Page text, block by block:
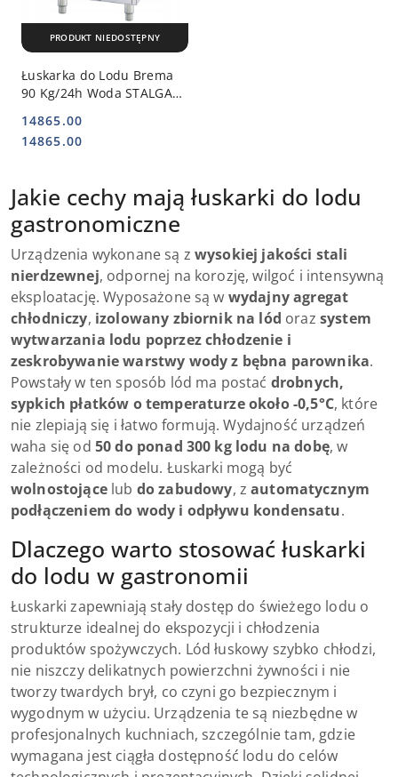
Łuskarka do Lodu Brema
90 Kg/24h Woda STALGAST
Cena:
14865.00
Cena:
14865.00
PRODUKT NIEDOSTĘPNY
Jakie cechy mają łuskarki do lodu
gastronomiczne
Urządzenia wykonane są z wysokiej jakości stali
nierdzewnej, odpornej na korozję, wilgoć i intensywną
eksploatację. Wyposażone są w wydajny agregat
chłodniczy, izolowany zbiornik na lód oraz system
wytwarzania lodu poprzez chłodzenie i
zeskrobywanie warstwy wody z bębna parownika.
Powstały w ten sposób lód ma postać drobnych,
sypkich płatków o temperaturze około -0,5°C, które
nie zlepiają się i łatwo formują. Wydajność urządzeń
waha się od 50 do ponad 300 kg lodu na dobę, w
zależności od modelu. Łuskarki mogą być
wolnostojącelub do zabudowy, zautomatycznym
podłączeniem do wody i odpływu kondensatu.
Dlaczego warto stosować łuskarki
do lodu w gastronomii
Łuskarki zapewniają stały dostęp do świeżego lodu o
strukturze idealnej do ekspozycji i chłodzenia
produktów spożywczych. Lód łuskowy szybko chłodzi,
nie niszczy delikatnych powierzchni żywności i nie
tworzy twardych brył, co czyni go bezpiecznym i
wygodnym w użyciu. Urządzenia te są niezbędne w
profesjonalnych kuchniach, szczególnie tam, gdzie
wymagana jest ciągła dostępność lodu do celów